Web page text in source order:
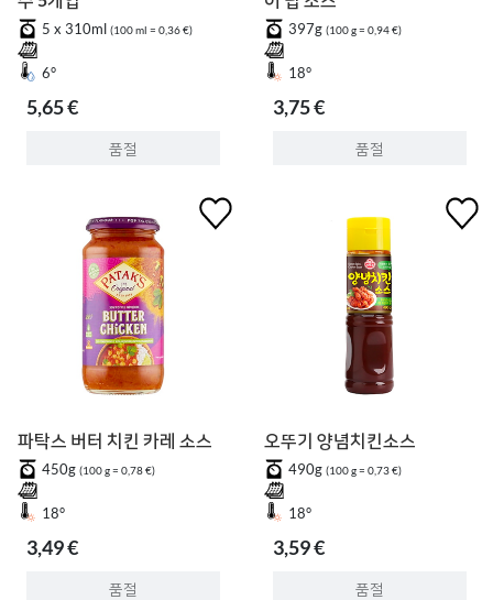
5 x 310ml (100 ml = 0,36 €)
6°
5,65 €
품절
397g (100 g = 0,94 €)
18°
3,75 €
품절
파탁스 버터 치킨 카레 소스
450g (100 g = 0,78 €)
18°
3,49 €
품절
오뚜기 양념치킨소스
490g (100 g = 0,73 €)
18°
3,59 €
품절